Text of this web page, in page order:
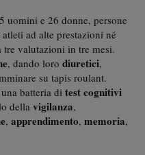
uomini e 26 donne, persone
ad alte prestazioni né
tre valutazioni in tre mesi.
, dando loro diuretici,
su tapis roulant.
batteria di test cognitivi
della vigilanza,
, apprendimento, memoria,